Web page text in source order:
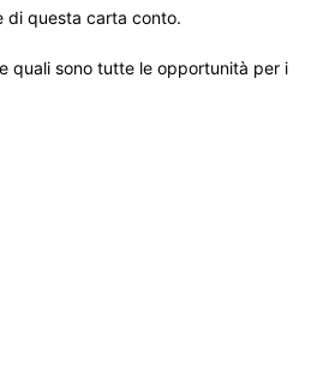
di questa carta conto.
quali sono tutte le opportunità per i